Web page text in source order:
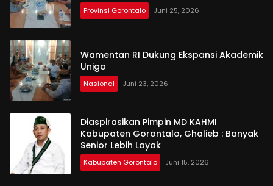
Provinsi Gorontalo Juni 25, 2026
Wamentan RI Dukung Ekspansi Akademik
Unigo
Nasional Juni 23, 2026
Diaspirasikan Pimpin MD KAHMI
Kabupaten Gorontalo, Ghalieb : Banyak
Senior Lebih Layak
Kabupaten Gorontalo Juni 15, 2026